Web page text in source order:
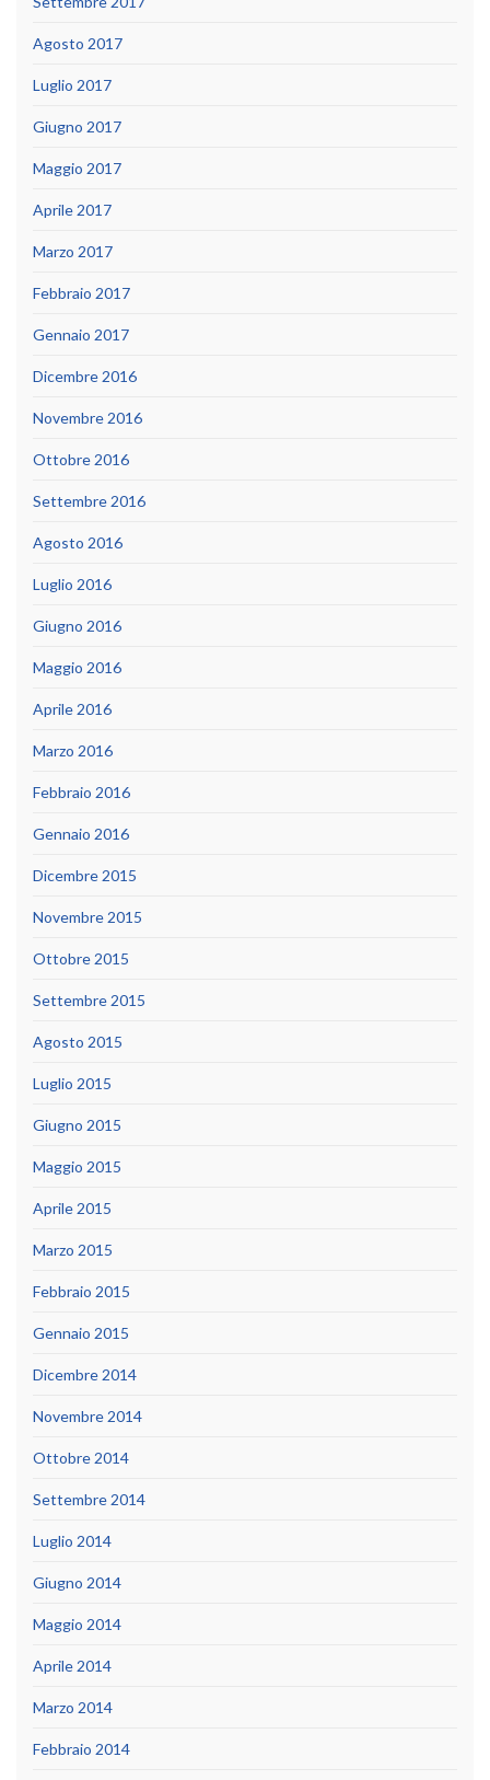
Agosto 2017
Luglio 2017
Giugno 2017
Maggio 2017
Aprile 2017
Marzo 2017
Febbraio 2017
Gennaio 2017
Dicembre 2016
Novembre 2016
Ottobre 2016
Settembre 2016
Agosto 2016
Luglio 2016
Giugno 2016
Maggio 2016
Aprile 2016
Marzo 2016
Febbraio 2016
Gennaio 2016
Dicembre 2015
Novembre 2015
Ottobre 2015
Settembre 2015
Agosto 2015
Luglio 2015
Giugno 2015
Maggio 2015
Aprile 2015
Marzo 2015
Febbraio 2015
Gennaio 2015
Dicembre 2014
Novembre 2014
Ottobre 2014
Settembre 2014
Luglio 2014
Giugno 2014
Maggio 2014
Aprile 2014
Marzo 2014
Febbraio 2014